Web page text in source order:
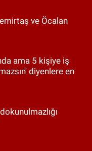
ve Öcalan
ama 5 kişiye iş
diyenlere en